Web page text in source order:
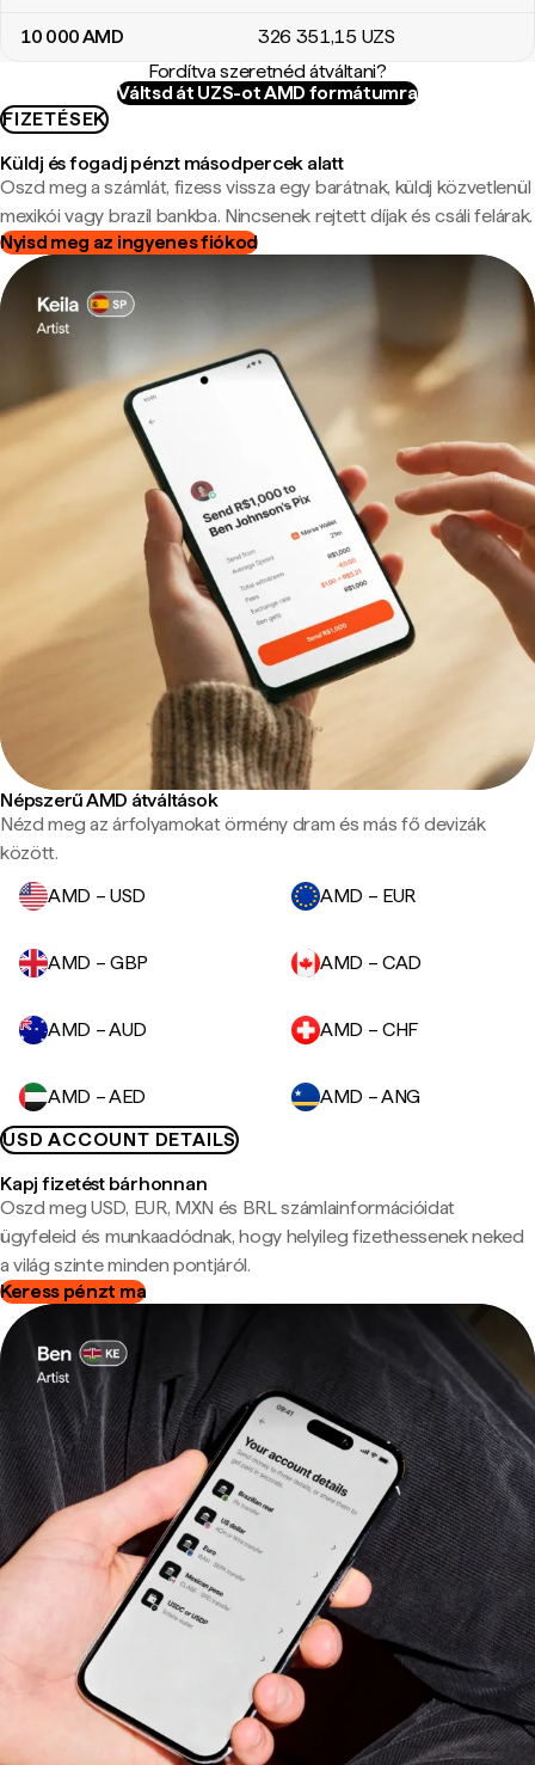
10 000AMD 326 351,15 UZS
Fordítva szeretnéd átváltani?
Váltsd át UZS-ot AMD formátumra
FIZETÉSEK
Küldj és fogadj pénzt másodpercek alatt
Oszd meg a számlát, fizess vissza egy barátnak, küldj közvetlenül
mexikói vagy brazil bankba. Nincsenek rejtett díjak és csáli felárak.
Nyisd meg az ingyenes fiókod
Népszerű AMD átváltások
Nézd meg az árfolyamokat örmény dram és más fő devizák
között.
AMD – USD
AMD – EUR
AMD – GBP AMD – CAD
AMD – AUD AMD – CHF
AMD – AED
AMD – ANG
USD ACCOUNT DETAILS
Kapj fizetést bárhonnan
Oszd meg USD, EUR, MXN és BRL számlainformációidat
ügyfeleid és munkaadódnak, hogy helyileg fizethessenek neked
a világ szinte minden pontjáról.
Keress pénzt ma